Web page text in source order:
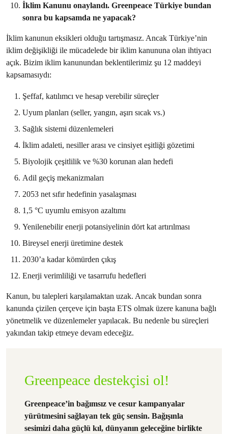
İklim Kanunu onaylandı. Greenpeace Türkiye bundan
sonra bu kapsamda ne yapacak?
İklim kanunun eksikleri olduğu tartışmasız. Ancak Türkiye’nin
iklim değişikliği ile mücadelede bir iklim kanununa olan ihtiyacı
açık. Bizim iklim kanunundan beklentilerimiz şu 12 maddeyi
kapsamasıydı:
Şeffaf, katılımcı ve hesap verebilir süreçler
Uyum planları (seller, yangın, aşırı sıcak vs.)
Sağlık sistemi düzenlemeleri
İklim adaleti, nesiller arası ve cinsiyet eşitliği gözetimi
Biyolojik çeşitlilik ve %30 korunan alan hedefi
Adil geçiş mekanizmaları
2053 net sıfır hedefinin yasalaşması
1,5 °C uyumlu emisyon azaltımı
Yenilenebilir enerji potansiyelinin dört kat artırılması
Bireysel enerji üretimine destek
2030’a kadar kömürden çıkış
Enerji verimliliği ve tasarrufu hedefleri
Kanun, bu talepleri karşılamaktan uzak. Ancak bundan sonra
kanunda çizilen çerçeve için başta ETS olmak üzere kanuna bağlı
yönetmelik ve düzenlemeler yapılacak. Bu nedenle bu süreçleri
yakından takip etmeye devam edeceğiz.
Greenpeace destekçisi ol!
Greenpeace’in bağımsız ve cesur kampanyalar
yürütmesini sağlayan tek güç sensin. Bağışınla
sesimizi daha güçlü kıl, dünyanın geleceğine birlikte